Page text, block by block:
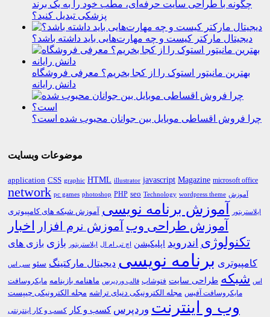
چگونه با طراحی سایت حرفه‌ای، مطب خود را به یک برند
پزشکی تبدیل کنید؟
دیجیتال مارکتر کیست و چه مهارت‌هایی باید داشته باشد؟
بهترین مانیتور استوک را از کجا بخریم؟ معرفی فروشگاه
دانش رایانه
چرا فروش اقساطی موبایل بین جوانان محبوب شده است؟
موضوعات وبسایت
application CSS graphic HTML illustrator javascript Magazine microsoft office
network pc games photoshop PHP seo Technology wordpress theme آموزش
ایلاستریتور آموزش برنامه نویسی آموزش شبکه های کامپیوتری
آموزش طراحی وب آموزش نرم افزار اخبار
تکنولوژی اندروید اپلیکیشن اچ تی ام ال ایلاستریتور بازی بازی های
کامپیوتری برنامه نویسی دیجیتال مارکتینگ سئو سی اس
اس شبکه طراحی سایت فتوشاپ قالب وردپرس ماهنامه بازینامه مایکروسافت
مایکروسافت آفیس مجله الکترونیکی دنیای تراشه مجله الکترونیکی چیپست
وب و اینترنت وردپرس کسب و کار کسب و کار اینترنتی